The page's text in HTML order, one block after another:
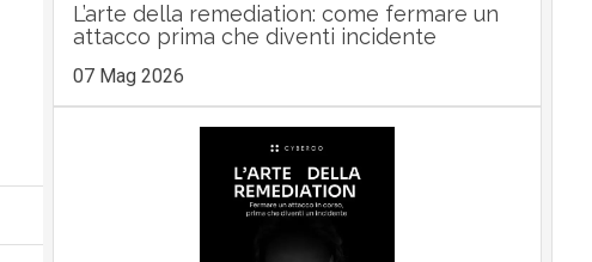
L’arte della remediation: come fermare un
attacco prima che diventi incidente
07 Mag 2026